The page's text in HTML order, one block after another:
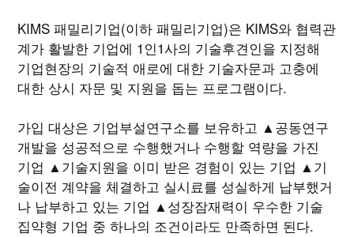
KIMS 패밀리기업(이하 패밀리기업)은 KIMS와 협력관
계가 활발한 기업에 1인1사의 기술후견인을 지정해
기업현장의 기술적 애로에 대한 기술자문과 고충에
대한 상시 자문 및 지원을 돕는 프로그램이다.
가입 대상은 기업부설연구소를 보유하고 ▲공동연구
개발을 성공적으로 수행했거나 수행할 역량을 가진
기업 ▲기술지원을 이미 받은 경험이 있는 기업 ▲기
술이전 계약을 체결하고 실시료를 성실하게 납부했거
나 납부하고 있는 기업 ▲성장잠재력이 우수한 기술
집약형 기업 중 하나의 조건이라도 만족하면 된다.